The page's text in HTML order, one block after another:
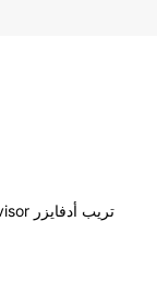
TripAdvisor تريب أدفايزر